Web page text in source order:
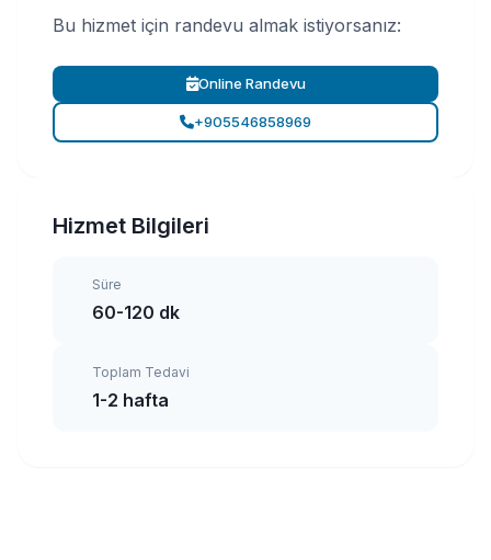
Bu hizmet için randevu almak istiyorsanız:
Online Randevu
+905546858969
Hizmet Bilgileri
Süre
60-120 dk
Toplam Tedavi
1-2 hafta